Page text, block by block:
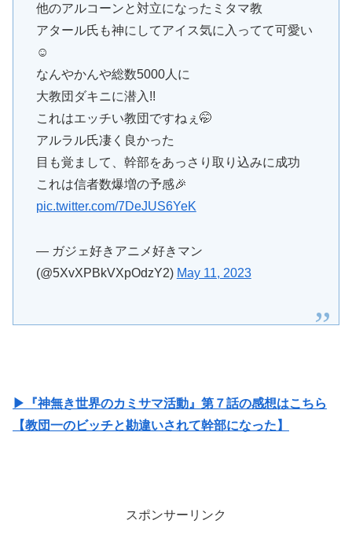
他のアルコーンと対立になったミタマ教
アタール氏も神にしてアイス気に入ってて可愛い
☺️
なんやかんや総数5000人に
大教団ダキニに潜入!!
これはエッチい教団ですねぇ🤭
アルラル氏凄く良かった
目も覚まして、幹部をあっさり取り込みに成功
これは信者数爆増の予感🎉
pic.twitter.com/7DeJUS6YeK
— ガジェ好きアニメ好きマン
(@5XvXPBkVXpOdzY2) May 11, 2023
▶『神無き世界のカミサマ活動』第７話の感想はこちら
【教団一のビッチと勘違いされて幹部になった】
スポンサーリンク